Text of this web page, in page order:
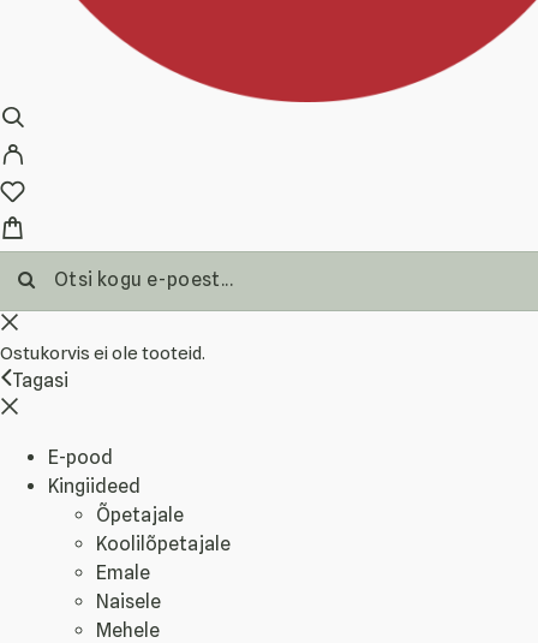
Ostukorvis ei ole tooteid.
Tagasi
E-pood
Kingiideed
Õpetajale
Koolilõpetajale
Emale
Naisele
Mehele